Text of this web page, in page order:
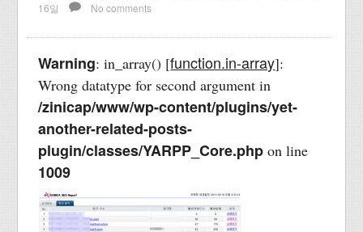
16일
No comments
Warning: in_array() [function.in-array]:
Wrong datatype for second argument in
/zinicap/www/wp-content/plugins/yet-
another-related-posts-
plugin/classes/YARPP_Core.php on line
1009